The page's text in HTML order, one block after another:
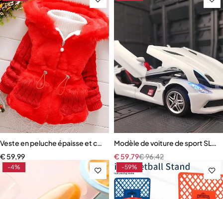
Veste en peluche épaisse et chaude pour bébé fille de 1 à 4 ans
€ 59,99
Modèle de voiture de sport SLR
€96,42
€ 59,79
-4% -59%